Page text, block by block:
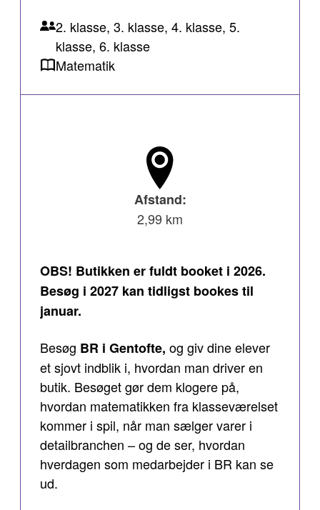
2. klasse, 3. klasse, 4. klasse, 5.
klasse, 6. klasse
Matematik
Afstand:
2,99 km
OBS! Butikken er fuldt booket i 2026.
Besøg i 2027 kan tidligst bookes til
januar.
Besøg BR i Gentofte, og giv dine elever
et sjovt indblik i, hvordan man driver en
butik. Besøget gør dem klogere på,
hvordan matematikken fra klasseværelset
kommer i spil, når man sælger varer i
detailbranchen – og de ser, hvordan
hverdagen som medarbejder i BR kan se
ud.